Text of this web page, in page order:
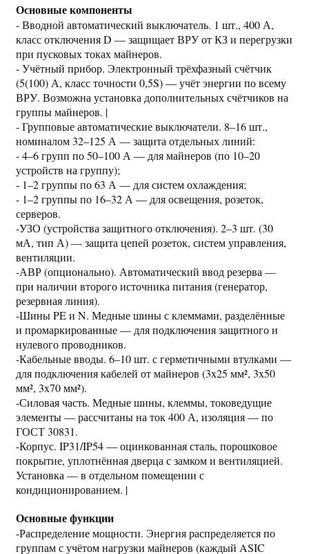
Основные компоненты
- Вводной автоматический выключатель. 1 шт., 400 А,
класс отключения D — защищает ВРУ от КЗ и перегрузки
при пусковых токах майнеров.
- Учётный прибор. Электронный трёхфазный счётчик
(5(100) А, класс точности 0,5S) — учёт энергии по всему
ВРУ. Возможна установка дополнительных счётчиков на
группы майнеров. |
- Групповые автоматические выключатели. 8–16 шт.,
номиналом 32–125 А — защита отдельных линий:
- 4–6 групп по 50–100 А — для майнеров (по 10–20
устройств на группу);
- 1–2 группы по 63 А — для систем охлаждения;
- 1–2 группы по 16–32 А — для освещения, розеток,
серверов.
-УЗО (устройства защитного отключения). 2–3 шт. (30
мА, тип А) — защита цепей розеток, систем управления,
вентиляции.
-АВР (опционально). Автоматический ввод резерва —
при наличии второго источника питания (генератор,
резервная линия).
-Шины PE и N. Медные шины с клеммами, разделённые
и промаркированные — для подключения защитного и
нулевого проводников.
-Кабельные вводы. 6–10 шт. с герметичными втулками —
для подключения кабелей от майнеров (3x25 мм², 3x50
мм², 3x70 мм²).
-Силовая часть. Медные шины, клеммы, токоведущие
элементы — рассчитаны на ток 400 А, изоляция — по
ГОСТ 30831.
-Корпус. IP31/IP54 — оцинкованная сталь, порошковое
покрытие, уплотнённая дверца с замком и вентиляцией.
Установка — в отдельном помещении с
кондиционированием. |
Основные функции
-Распределение мощности. Энергия распределяется по
группам с учётом нагрузки майнеров (каждый ASIC